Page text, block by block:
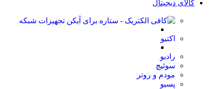
کالای دیجیتال
تجهیزات شبکه
اکتیو
رادیو
سوئیچ
مودم و روتر
پسیو